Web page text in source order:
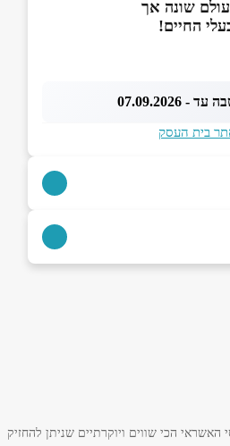
שונה אך
החיים!
07.09.2026
בית העסק
הכי שווים ויוקרתיים שניתן להחזיק